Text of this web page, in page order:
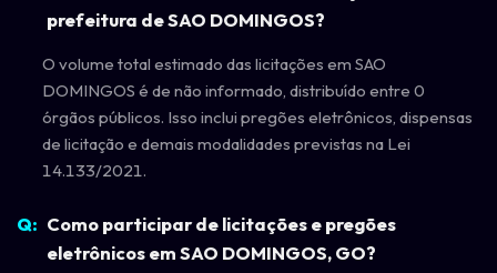
prefeitura de SAO DOMINGOS?
O volume total estimado das licitações em SAO
DOMINGOS é de não informado, distribuído entre 0
órgãos públicos. Isso inclui pregões eletrônicos, dispensas
de licitação e demais modalidades previstas na Lei
14.133/2021.
Como participar de licitações e pregões
eletrônicos em SAO DOMINGOS, GO?